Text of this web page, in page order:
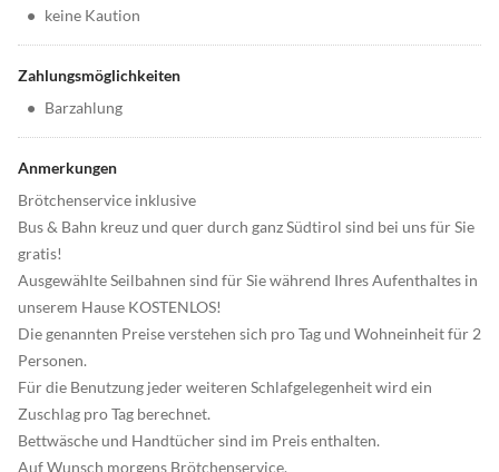
• keine Kaution
Zahlungsmöglichkeiten
• Barzahlung
Anmerkungen
Brötchenservice inklusive
Bus & Bahn kreuz und quer durch ganz Südtirol sind bei uns für Sie
gratis!
Ausgewählte Seilbahnen sind für Sie während Ihres Aufenthaltes in
unserem Hause KOSTENLOS!
Die genannten Preise verstehen sich pro Tag und Wohneinheit für 2
Personen.
Für die Benutzung jeder weiteren Schlafgelegenheit wird ein
Zuschlag pro Tag berechnet.
Bettwäsche und Handtücher sind im Preis enthalten.
Auf Wunsch morgens Brötchenservice.